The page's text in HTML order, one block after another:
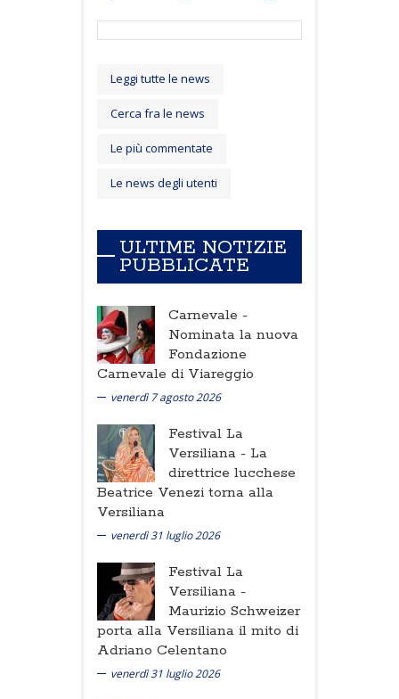
Leggi tutte le news
Cerca fra le news
Le più commentate
Le news degli utenti
ULTIME NOTIZIE
PUBBLICATE
Carnevale -
Nominata la nuova
Fondazione
Carnevale di Viareggio
venerdì 7 agosto 2026
Festival La
Versiliana - La
direttrice lucchese
Beatrice Venezi torna alla
Versiliana
venerdì 31 luglio 2026
Festival La
Versiliana -
Maurizio Schweizer
porta alla Versiliana il mito di
Adriano Celentano
venerdì 31 luglio 2026